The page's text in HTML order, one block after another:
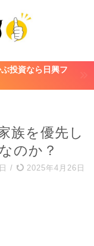
投資なら日興フ
族を優先し
のか？
/ 2025年4月26日